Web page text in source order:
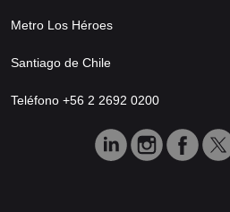
Metro Los Héroes
Santiago de Chile
Teléfono +56 2 2692 0200